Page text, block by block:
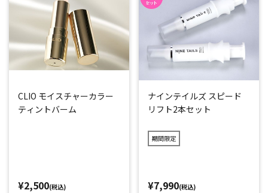
CLIO モイスチャーカラー
ティントバーム
¥2,500(税込)
ナインテイルズ スピード
リフト2本セット
期間限定
¥7,990(税込)